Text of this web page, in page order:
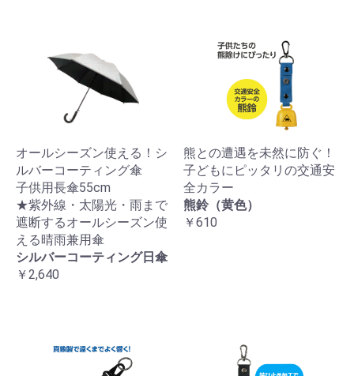
オールシーズン使える！シ
ルバーコーティング傘
子供用長傘55cm
★紫外線・太陽光・雨まで
遮断するオールシーズン使
える晴雨兼用傘
シルバーコーティング日傘
￥2,640
熊との遭遇を未然に防ぐ！
子どもにピッタリの交通安
全カラー
熊鈴（黄色）
￥610